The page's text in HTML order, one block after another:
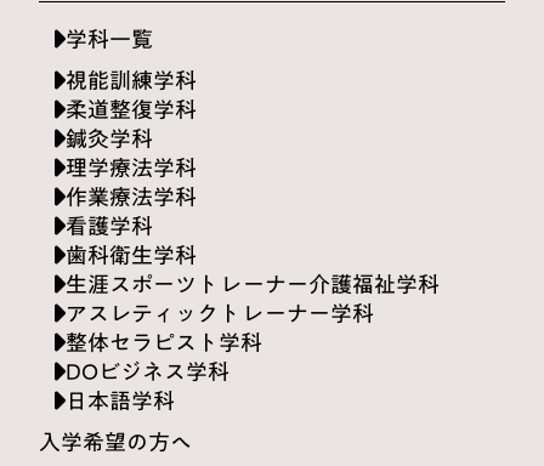
学科一覧
視能訓練学科
柔道整復学科
鍼灸学科
理学療法学科
作業療法学科
看護学科
歯科衛生学科
生涯スポーツトレーナー介護福祉学科
アスレティックトレーナー学科
整体セラピスト学科
DOビジネス学科
日本語学科
入学希望の方へ